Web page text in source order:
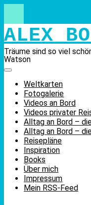
Skip
content
ALEX
Träume sind so viel
Watson
Weltkarten
Fotogalerie
Videos an Bord
Videos privater
Alltag an Bord –
Alltag an Bord –
Reisepläne
Inspiration
Books
Über mich
Impressum
Mein RSS-Feed